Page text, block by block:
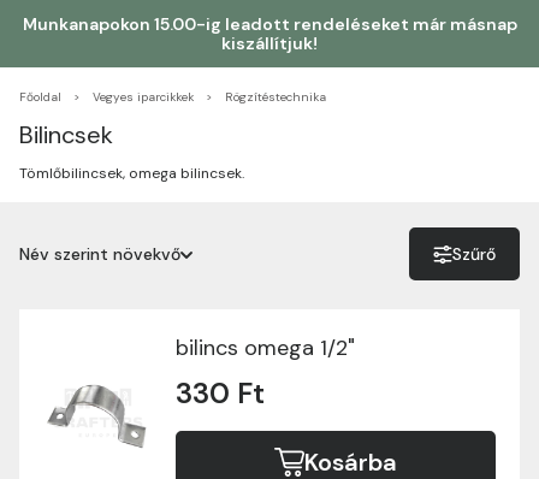
Munkanapokon 15.00-ig leadott rendeléseket már másnap
kiszállítjuk!
Főoldal Vegyes iparcikkek Rögzítéstechnika
Bilincsek
Tömlőbilincsek, omega bilincsek.
Név szerint növekvő
Név szerint csökkenő
Ár szerint növekvő
Ár szerint csökkenő
Szűrő
bilincs omega 1/2"
330 Ft
Kosárba